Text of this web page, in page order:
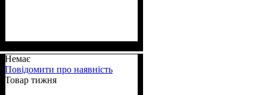
Немає
Повідомити про наявність
Товар тижня